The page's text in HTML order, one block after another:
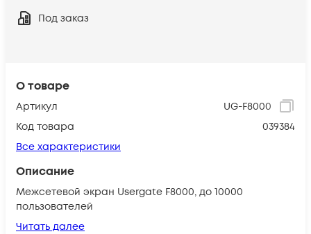
О товаре
Артикул
UG-F8000
Код товара
039384
Все характеристики
Описание
Межсетевой экран Usergate F8000, до 10000
пользователей
Читать далее
Под заказ